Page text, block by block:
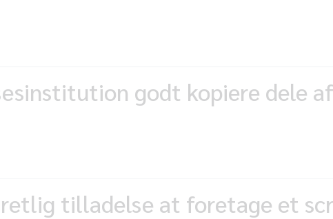
godt kopiere dele
tilladelse at foretage et